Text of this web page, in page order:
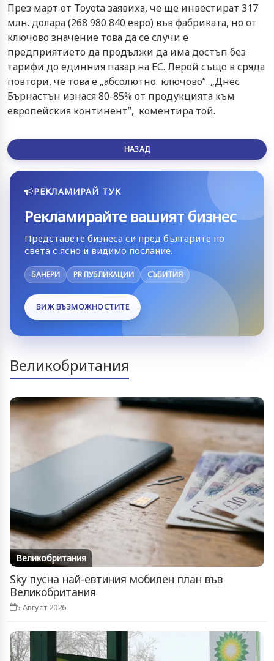
През март от Toyota заявиха, че ще инвестират 317
млн. долара (268 980 840 евро) във фабриката, но от
ключово значение това да се случи е
предприятието да продължи да има достъп без
тарифи до единния пазар на ЕС. Лерой също в сряда
повтори, че това е „абсолютно ключово”. „Днес
Бърнастън изнася 80-85% от продукцията към
европейския континент”, коментира той.
НАЗАД
РЕКЛАМИРАЙ ТУК
Рекламирайте вашият бизнес
Представете бизнеса си пред българите по
света с ясно и видимо послание.
БАНЕРИ PR ПУБЛИКАЦИИ СЪБИТИЯ
ВИЖ ВЪЗМОЖНОСТИТЕ
Великобритания
Великобритания
Sky пусна най-евтиния мобилен план във
Великобритания
5 Август 2026